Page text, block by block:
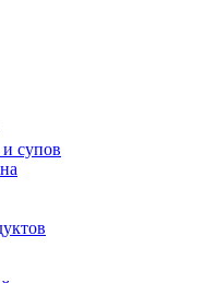
супов